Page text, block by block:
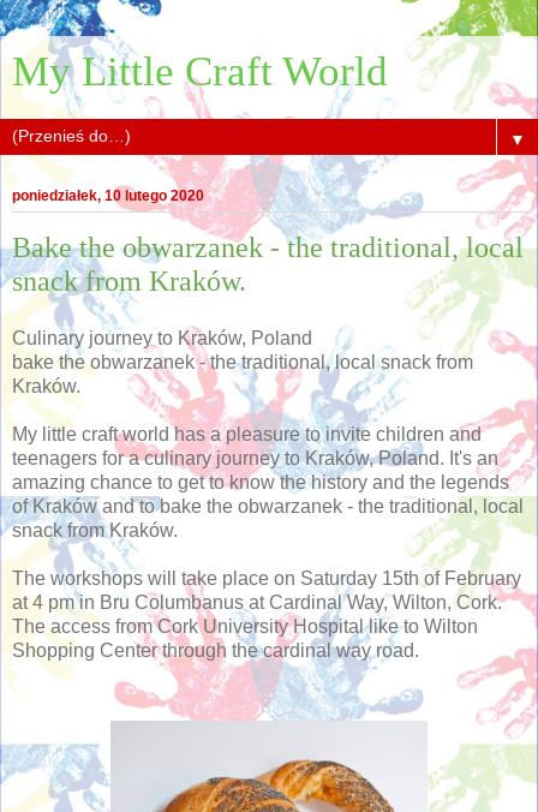
My Little Craft World
▼
poniedziałek, 10 lutego 2020
Bake the obwarzanek - the traditional, local
snack from Kraków.
Culinary journey to Kraków, Poland
bake the obwarzanek - the traditional, local snack from
Kraków.
My little craft world has a pleasure to invite children and
teenagers for a culinary journey to Kraków, Poland. It's an
amazing chance to get to know the history and the legends
of Kraków and to bake the obwarzanek - the traditional, local
snack from Kraków.
The workshops will take place on Saturday 15th of February
at 4 pm in Bru Columbanus at Cardinal Way, Wilton, Cork.
The access from Cork University Hospital like to Wilton
Shopping Center through the cardinal way road.